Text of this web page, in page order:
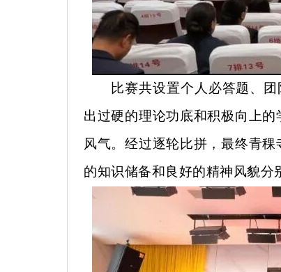
比赛共设置个人必答题、
出过硬的理论功底和积极向上
风气。经过逐轮比拼，最终青
的知识储备和良好的精神风貌分